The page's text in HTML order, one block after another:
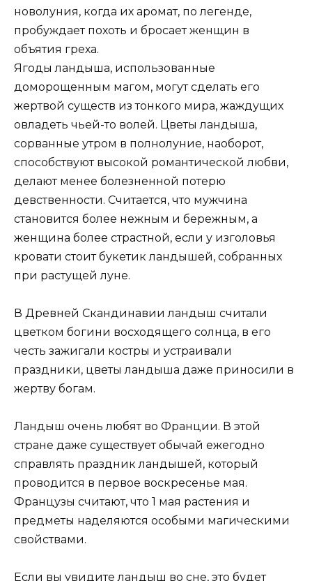
новолуния, когда их аромат, по легенде,
пробуждает похоть и бросает женщин в
объятия греха.
Ягоды ландыша, использованные
доморощенным магом, могут сделать его
жертвой существ из тонкого мира, жаждущих
овладеть чьей-то волей. Цветы ландыша,
сорванные утром в полнолуние, наоборот,
способствуют высокой романтической любви,
делают менее болезненной потерю
девственности. Считается, что мужчина
становится более нежным и бережным, а
женщина более страстной, если у изголовья
кровати стоит букетик ландышей, собранных
при растущей луне.
В Древней Скандинавии ландыш считали
цветком богини восходящего солнца, в его
честь зажигали костры и устраивали
праздники, цветы ландыша даже приносили в
жертву богам.
Ландыш очень любят во Франции. В этой
стране даже существует обычай ежегодно
справлять праздник ландышей, который
проводится в первое воскресенье мая.
Французы считают, что 1 мая растения и
предметы наделяются особыми магическими
свойствами.
Если вы увидите ландыш во сне, это будет